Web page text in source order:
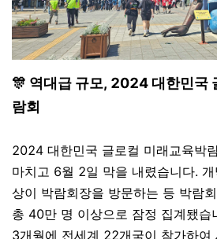
🎊 역대급 규모, 2024 대한민국
람회
2024 대한민국 글로컬 미래교육박
마치고 6월 2일 막을 내렸습니다.
상이 박람회장을 방문하는 등 박람
총 40만 명 이상으로 잠정 집계됐습
3개월에 전세계 22개국이 참가하여